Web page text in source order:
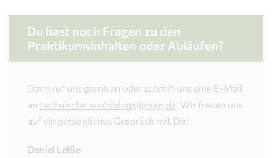
Du hast noch Fragen zu den
Praktikumsinhalten oder Abläufen?
Dann ruf uns gerne an oder schreib uns eine E-Mail
an technische_ausbildung@rsag.de. Wir freuen uns
auf ein persönliches Gespräch mit Dir:
Daniel Leiße